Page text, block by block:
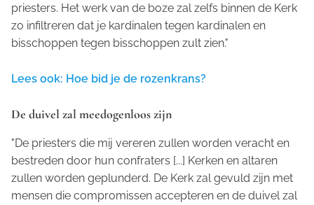
priesters. Het werk van de boze zal zelfs binnen de Kerk
zo infiltreren dat je kardinalen tegen kardinalen en
bisschoppen tegen bisschoppen zult zien."
Lees ook: Hoe bid je de rozenkrans?
De duivel zal meedogenloos zijn
"De priesters die mij vereren zullen worden veracht en
bestreden door hun confraters [...] Kerken en altaren
zullen worden geplunderd. De Kerk zal gevuld zijn met
mensen die compromissen accepteren en de duivel zal